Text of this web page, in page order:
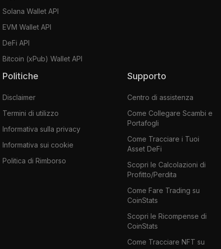
Solana Wallet API
EVM Wallet API
DeFi API
Bitcoin (xPub) Wallet API
Politiche
Disclaimer
Termini di utilizzo
Informativa sulla privacy
Informativa sui cookie
Politica di Rimborso
Supporto
Centro di assistenza
Come Collegare Scambi e
Portafogli
Come Tracciare i Tuoi
Asset DeFi
Scopri le Calcolazioni di
Profitto/Perdita
Come Fare Trading su
CoinStats
Scopri le Ricompense di
CoinStats
Come Tracciare NFT su